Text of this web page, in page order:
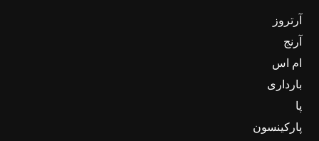
آرتروز
آرنج
ام اس
بارداری
پا
پارکینسون